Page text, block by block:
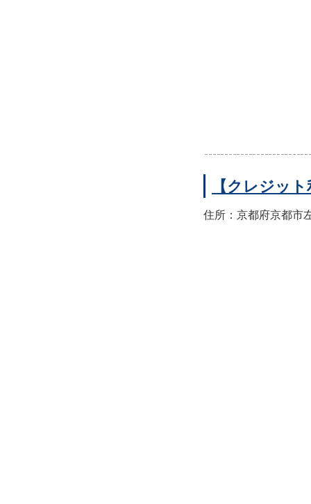
【クレジッ
住所：京都府京都市